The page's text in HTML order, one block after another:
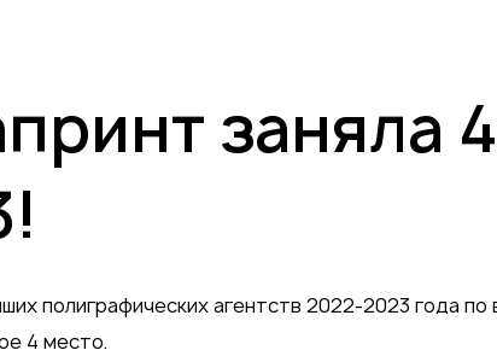
Книги
Папки
Конверты
Журналы
заняла
полиграфических агентств 2022-2023 года по
4 место.